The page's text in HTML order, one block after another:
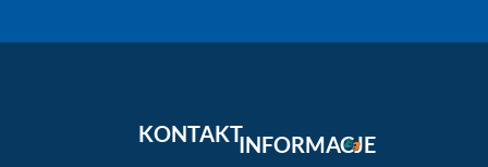
KONTAKTINFORMACJE